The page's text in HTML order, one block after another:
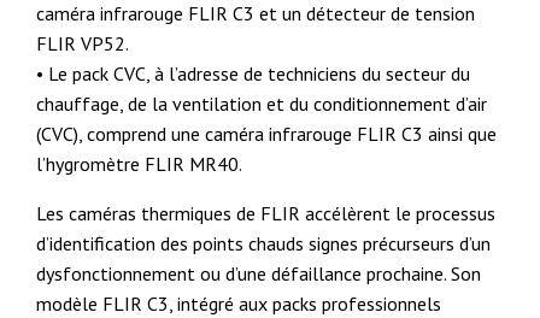
caméra infrarouge FLIR C3 et un détecteur de tension
FLIR VP52.
• Le pack CVC, à l’adresse de techniciens du secteur du
chauffage, de la ventilation et du conditionnement d’air
(CVC), comprend une caméra infrarouge FLIR C3 ainsi que
l’hygromètre FLIR MR40.
Les caméras thermiques de FLIR accélèrent le processus
d’identification des points chauds signes précurseurs d’un
dysfonctionnement ou d’une défaillance prochaine. Son
modèle FLIR C3, intégré aux packs professionnels